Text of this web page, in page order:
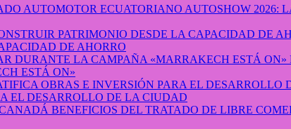
AUTOSHOW 2026:
DE AHORRO
ESTÁ ON»
EL DESARROLLO DE LA CIUDAD
BENEFICIOS DEL TRATADO DE LIBRE